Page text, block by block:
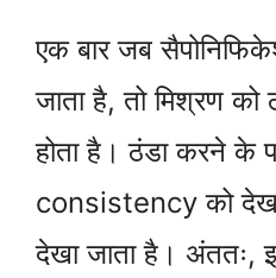
एक बार जब
जाता है, तो मिश्रण
होता है। ठंडा करने के
consistency को
देखा जाता है। अंततः,